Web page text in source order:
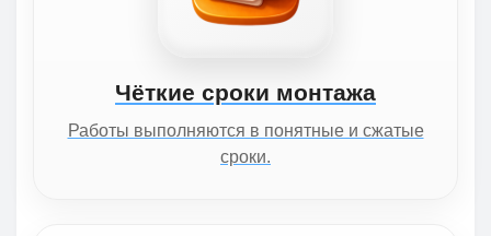
Чёткие сроки монтажа
Работы выполняются в понятные и сжатые
сроки.